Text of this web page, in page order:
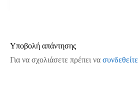
Υποβολή απάντησης
Για να σχολιάσετε πρέπει να συνδεθείτε